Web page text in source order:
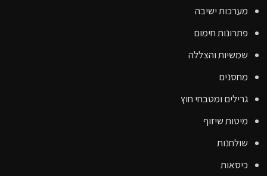
מערכות ישיבה
פתרונות חימום
שמשיות והצללה
מחסנים
גרילים ומטבחי חוץ
מיטות שיזוף
שולחנות
כיסאות